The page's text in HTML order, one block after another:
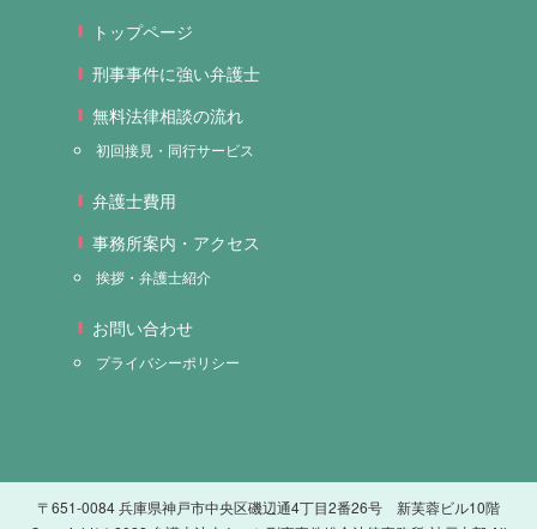
トップページ
刑事事件に強い弁護士
無料法律相談の流れ
初回接見・同行サービス
弁護士費用
事務所案内・アクセス
挨拶・弁護士紹介
お問い合わせ
プライバシーポリシー
〒651-0084 兵庫県神戸市中央区磯辺通4丁目2番26号 新芙蓉ビル10階